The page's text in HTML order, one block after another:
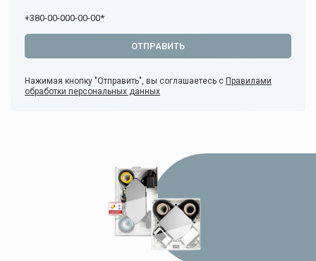
Нажимая кнопку "Отправить", вы соглашаетесь с Правилами
обработки персональных данных